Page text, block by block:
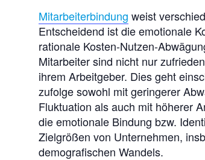
Mitarbeiterbindung weist
Entscheidend ist die emotionale
rationale Kosten-Nutzen-
Mitarbeiter sind nicht nur
ihrem Arbeitgeber. Dies geht
zufolge sowohl mit geringerer
Fluktuation als auch mit höherer
die emotionale Bindung bzw.
Zielgrößen von Unternehmen,
demografischen Wandels.